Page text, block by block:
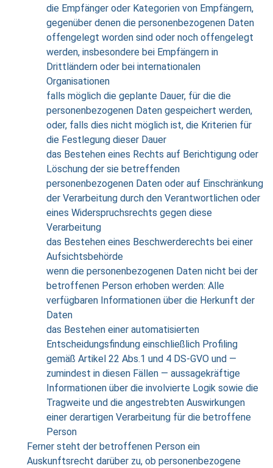
die Empfänger oder Kategorien von Empfängern,
gegenüber denen die personenbezogenen Daten
offengelegt worden sind oder noch offengelegt
werden, insbesondere bei Empfängern in
Drittländern oder bei internationalen
Organisationen
falls möglich die geplante Dauer, für die die
personenbezogenen Daten gespeichert werden,
oder, falls dies nicht möglich ist, die Kriterien für
die Festlegung dieser Dauer
das Bestehen eines Rechts auf Berichtigung oder
Löschung der sie betreffenden
personenbezogenen Daten oder auf Einschränkung
der Verarbeitung durch den Verantwortlichen oder
eines Widerspruchsrechts gegen diese
Verarbeitung
das Bestehen eines Beschwerderechts bei einer
Aufsichtsbehörde
wenn die personenbezogenen Daten nicht bei der
betroffenen Person erhoben werden: Alle
verfügbaren Informationen über die Herkunft der
Daten
das Bestehen einer automatisierten
Entscheidungsfindung einschließlich Profiling
gemäß Artikel 22 Abs.1 und 4 DS-GVO und —
zumindest in diesen Fällen — aussagekräftige
Informationen über die involvierte Logik sowie die
Tragweite und die angestrebten Auswirkungen
einer derartigen Verarbeitung für die betroffene
Person
Ferner steht der betroffenen Person ein
Auskunftsrecht darüber zu, ob personenbezogene